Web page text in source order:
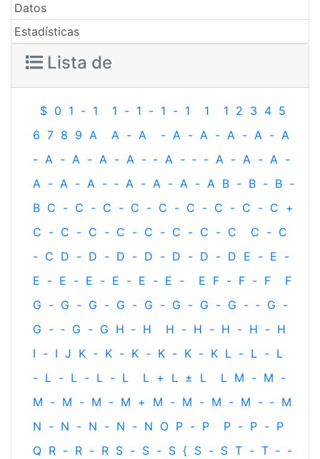
Datos
Estadísticas
Lista de
$ 0 1 - 1 1 - 1 - 1 - 1 1 1 2 3 4 5
6 7 8 9 A A - A - A - A - A - A - A
- A - A - A - A - ‐ A - ‐ - A - A - A -
A - A - A - ‐ A - A - A - A B - B - B -
B C - C - C - C - C - C - C - C - C +
C - C - C - C - C - C - C - C C - C
- C D - D - D - D - D - D - D E - E -
E - E - E - E - E - E - E F - F - F
F
G - G - G - G - G - G - G - G - ‐ G -
G - ‐ G - G H ‐ H H - H - H - H - H
I - I J K - K - K - K - K - K L - L - L
- L - L - L - L L + L ± L L M - M -
M - M - M - M + M - M - M - M - ‐ M
N - N - N - N - N O P - P P - P - P
Q R - R - R S - S - S { S - S T - T ‐ -